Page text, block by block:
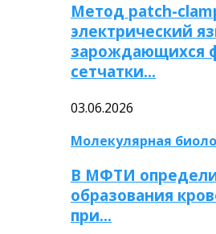
Метод patch-
электрический
зарождающихся
сетчатки…
03.06.2026
Молекулярная
В МФТИ
образования
при…